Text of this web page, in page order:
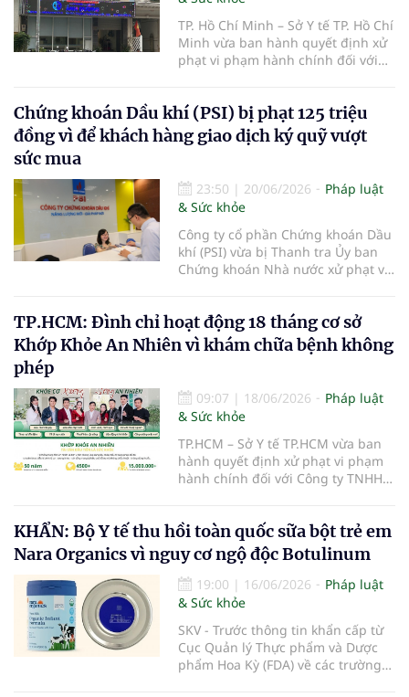
TP. Hồ Chí Minh – Sở Y tế TP. Hồ Chí
Minh vừa ban hành quyết định xử
phạt vi phạm hành chính đối với
Bệnh viện Ánh Dương, với tổng số
tiền 149 triệu đồng do nhiều vi
phạm trong hoạt động khám, chữa
Chứng khoán Dầu khí (PSI) bị phạt 125 triệu
đồng vì để khách hàng giao dịch ký quỹ vượt
sức mua
23:50 | 20/06/2026
Pháp luật
& Sức khỏe
Công ty cổ phần Chứng khoán Dầu
khí (PSI) vừa bị Thanh tra Ủy ban
Chứng khoán Nhà nước xử phạt vi
khoán.
TP.HCM: Đình chỉ hoạt động 18 tháng cơ sở
Khớp Khỏe An Nhiên vì khám chữa bệnh không
phép
09:07 | 18/06/2026
Pháp luật
& Sức khỏe
TP.HCM – Sở Y tế TP.HCM vừa ban
hành quyết định xử phạt vi phạm
hành chính đối với Công ty TNHH
vụ khám bệnh, chữa bệnh khi chưa
được cấp giấy phép hoạt động
theo quy định của pháp luật.
KHẨN: Bộ Y tế thu hồi toàn quốc sữa bột trẻ em
Nara Organics vì nguy cơ ngộ độc Botulinum
19:00 | 16/06/2026
Pháp luật
& Sức khỏe
SKV - Trước thông tin khẩn cấp từ
Cục Quản lý Thực phẩm và Dược
phẩm Hoa Kỳ (FDA) về các trường